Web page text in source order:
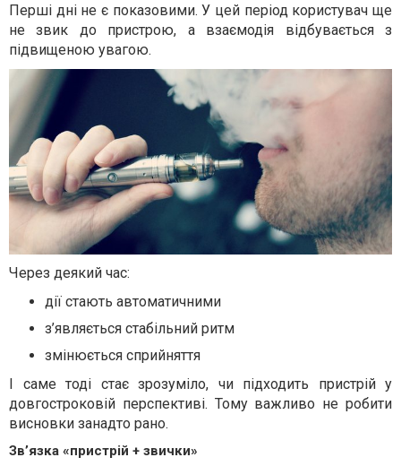
Перші дні не є показовими. У цей період користувач ще
не звик до пристрою, а взаємодія відбувається з
підвищеною увагою.
Через деякий час:
дії стають автоматичними
з’являється стабільний ритм
змінюється сприйняття
І саме тоді стає зрозуміло, чи підходить пристрій у
довгостроковій перспективі. Тому важливо не робити
висновки занадто рано.
Зв’язка «пристрій + звички»